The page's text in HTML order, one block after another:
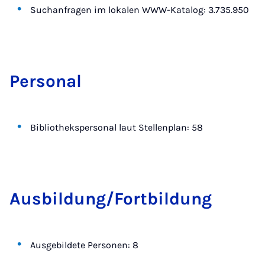
Suchanfragen im lokalen WWW-Katalog: 3.735.950
Per­so­nal
Bibliothekspersonal laut Stellenplan: 58
Aus­bil­dung/Fort­bil­dung
Ausgebildete Personen: 8